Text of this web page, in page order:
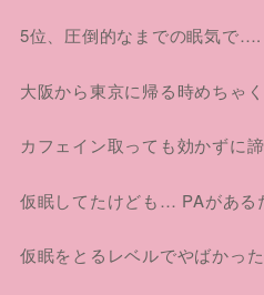
5位、圧倒的なまでの眠気で….
大阪から東京に帰る時めちゃ
カフェイン取っても効かずに
仮眠してたけども… PAがある
仮眠をとるレベルでやばかっ